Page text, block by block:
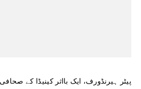
پیٹر ہیرنڈورف، ایک بااثر کینیڈا کے